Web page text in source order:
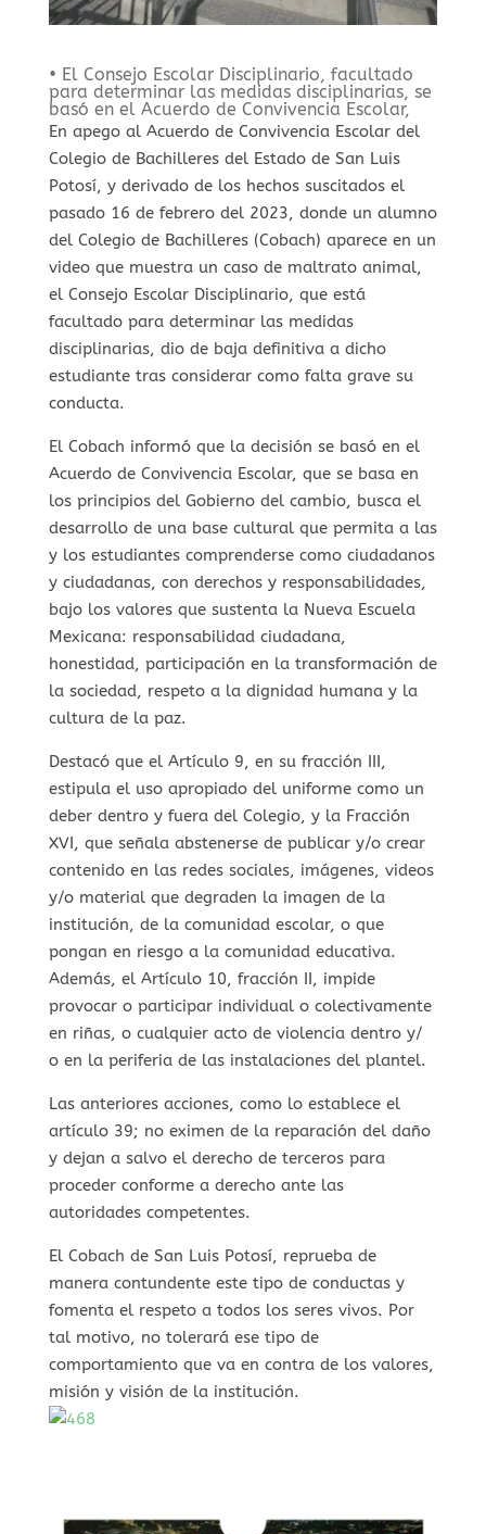
• El Consejo Escolar Disciplinario, facultado
para determinar las medidas disciplinarias, se
basó en el Acuerdo de Convivencia Escolar,
En apego al Acuerdo de Convivencia Escolar del
Colegio de Bachilleres del Estado de San Luis
Potosí, y derivado de los hechos suscitados el
pasado 16 de febrero del 2023, donde un alumno
del Colegio de Bachilleres (Cobach) aparece en un
video que muestra un caso de maltrato animal,
el Consejo Escolar Disciplinario, que está
facultado para determinar las medidas
disciplinarias, dio de baja definitiva a dicho
estudiante tras considerar como falta grave su
conducta.
El Cobach informó que la decisión se basó en el
Acuerdo de Convivencia Escolar, que se basa en
los principios del Gobierno del cambio, busca el
desarrollo de una base cultural que permita a las
y los estudiantes comprenderse como ciudadanos
y ciudadanas, con derechos y responsabilidades,
bajo los valores que sustenta la Nueva Escuela
Mexicana: responsabilidad ciudadana,
honestidad, participación en la transformación de
la sociedad, respeto a la dignidad humana y la
cultura de la paz.
Destacó que el Artículo 9, en su fracción III,
estipula el uso apropiado del uniforme como un
deber dentro y fuera del Colegio, y la Fracción
XVI, que señala abstenerse de publicar y/o crear
contenido en las redes sociales, imágenes, videos
y/o material que degraden la imagen de la
institución, de la comunidad escolar, o que
pongan en riesgo a la comunidad educativa.
Además, el Artículo 10, fracción II, impide
provocar o participar individual o colectivamente
en riñas, o cualquier acto de violencia dentro y/
o en la periferia de las instalaciones del plantel.
Las anteriores acciones, como lo establece el
artículo 39; no eximen de la reparación del daño
y dejan a salvo el derecho de terceros para
proceder conforme a derecho ante las
autoridades competentes.
El Cobach de San Luis Potosí, reprueba de
manera contundente este tipo de conductas y
fomenta el respeto a todos los seres vivos. Por
tal motivo, no tolerará ese tipo de
comportamiento que va en contra de los valores,
misión y visión de la institución.